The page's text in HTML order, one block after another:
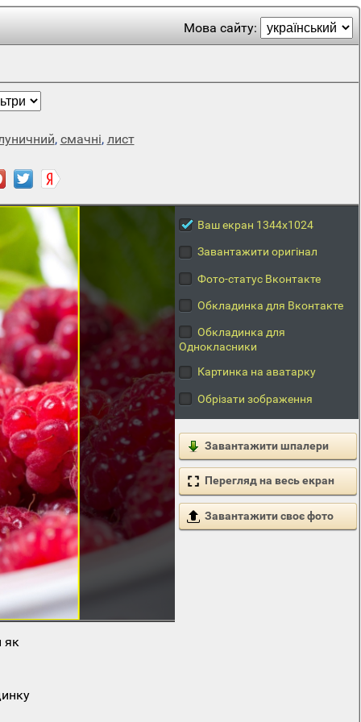
Мова сайту:
, смачні, лист
Ваш екран 1344x1024
Завантажити оригінал
Фото-статус Вконтакте
Обкладинка для Вконтакте
Обкладинка для
Однокласники
Картинка на аватарку
Обрізати зображення
Завантажити шпалери
Перегляд на весь екран
Завантажити своє фото
як